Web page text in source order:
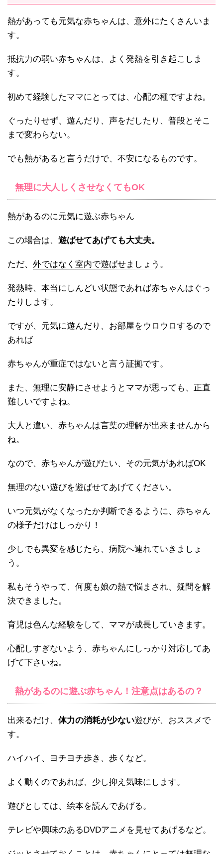
熱があっても元気な赤ちゃんは、意外にたくさんいま
す。
抵抗力の弱い赤ちゃんは、よく発熱を引き起こしま
す。
初めて経験したママにとっては、心配の種ですよね。
ぐったりせず、遊んだり、声をだしたり、普段とそこ
まで変わらない。
でも熱があると言うだけで、不安になるものです。
無理に大人しくさせなくてもOK
熱があるのに元気に遊ぶ赤ちゃん
この場合は、 遊ばせてあげても大丈夫。
ただ、 外ではなく室内で遊ばせましょう。
発熱時、本当にしんどい状態であれば赤ちゃんはぐっ
たりします。
ですが、元気に遊んだり、お部屋をウロウロするので
あれば
赤ちゃんが重症ではないと言う証拠です。
また、無理に安静にさせようとママが思っても、正直
難しいですよね。
大人と違い、赤ちゃんは言葉の理解が出来ませんから
ね。
なので、赤ちゃんが遊びたい、その元気があればOK
無理のない遊びを遊ばせてあげてください。
いつ元気がなくなったか判断できるように、赤ちゃん
の様子だけはしっかり！
少しでも異変を感じたら、病院へ連れていきましょ
う。
私もそうやって、何度も娘の熱で悩まされ、疑問を解
決できました。
育児は色んな経験をして、ママが成長していきます。
心配しすぎないよう、赤ちゃんにしっかり対応してあ
げて下さいね。
熱があるのに遊ぶ赤ちゃん！注意点はあるの？
出来るだけ、 体力の消耗が少ない遊びが、おススメで
す。
ハイハイ、ヨチヨチ歩き、歩くなど。
よく動くのであれば、 少し抑え気味にします。
遊びとしては、絵本を読んであげる。
テレビや興味のあるDVDアニメを見せてあげるなど。